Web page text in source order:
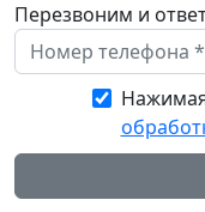
Перезвоним и